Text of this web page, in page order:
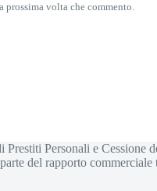
prossima volta che commento.
Personali e Cessione
del rapporto